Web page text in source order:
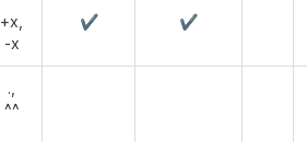
+x,
-x
✔️ ✔️
.,
^^